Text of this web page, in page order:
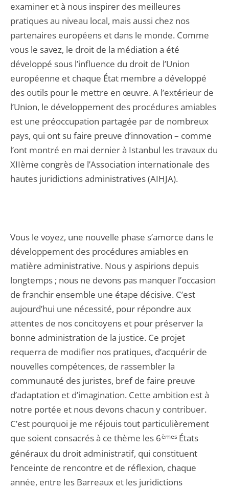
examiner et à nous inspirer des meilleures
pratiques au niveau local, mais aussi chez nos
partenaires européens et dans le monde. Comme
vous le savez, le droit de la médiation a été
développé sous l’influence du droit de l’Union
européenne et chaque État membre a développé
des outils pour le mettre en œuvre. A l’extérieur de
l’Union, le développement des procédures amiables
est une préoccupation partagée par de nombreux
pays, qui ont su faire preuve d’innovation – comme
l’ont montré en mai dernier à Istanbul les travaux du
XIIème congrès de l’Association internationale des
hautes juridictions administratives (AIHJA).
Vous le voyez, une nouvelle phase s’amorce dans le
développement des procédures amiables en
matière administrative. Nous y aspirions depuis
longtemps ; nous ne devons pas manquer l’occasion
de franchir ensemble une étape décisive. C’est
aujourd’hui une nécessité, pour répondre aux
attentes de nos concitoyens et pour préserver la
bonne administration de la justice. Ce projet
requerra de modifier nos pratiques, d’acquérir de
nouvelles compétences, de rassembler la
communauté des juristes, bref de faire preuve
d’adaptation et d’imagination. Cette ambition est à
notre portée et nous devons chacun y contribuer.
C’est pourquoi je me réjouis tout particulièrement
que soient consacrés à ce thème les 6èmes États
généraux du droit administratif, qui constituent
l’enceinte de rencontre et de réflexion, chaque
année, entre les Barreaux et les juridictions